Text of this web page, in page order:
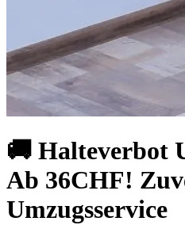
🚚 Halteverbot
Ab 36CHF!
Umzugsservice